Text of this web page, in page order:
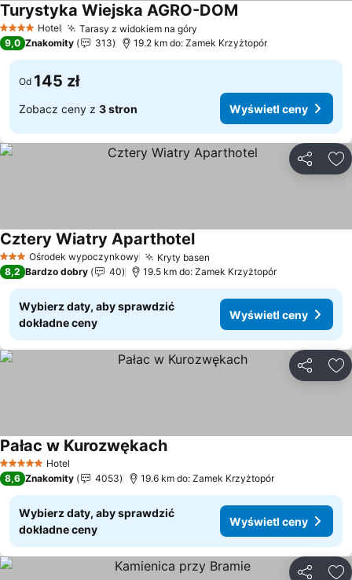
4 KategoriaHotel Tarasy z widokiem na góry
Turystyka Wiejska AGRO-DOM
9,0 Znakomity 313 19.2 km do: Zamek Krzyżtopór
Od 145 zł
Zobacz ceny z 3 stron Wyświetl ceny
3 KategoriaOśrodek wypoczynkowy Kryty basen
Cztery Wiatry AparthotelWyświetl ceny
8,2 Bardzo dobry 40 19.5 km do: Zamek Krzyżtopór
Wybierz daty, aby sprawdzić
dokładne ceny
Wyświetl ceny
5 KategoriaHotel
Pałac w KurozwękachWyświetl ceny
8,6 Znakomity 4053 19.6 km do: Zamek Krzyżtopór
Wybierz daty, aby sprawdzić
dokładne ceny
Wyświetl ceny